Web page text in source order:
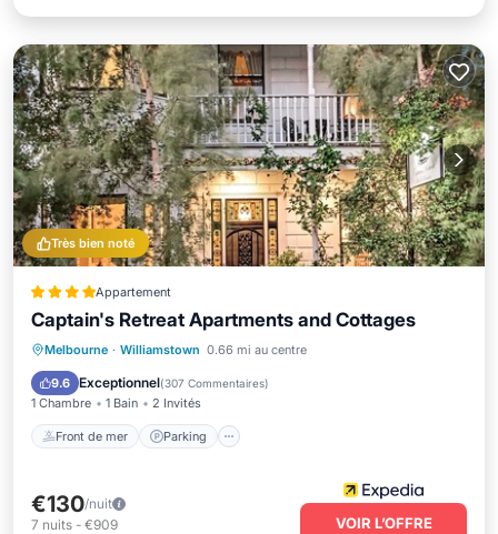
Très bien noté
Appartement
Captain's Retreat Apartments and Cottages
Melbourne · Williamstown 0.66 mi au centre
9.6 Exceptionnel(307 Commentaires)
1 Chambre 1 Bain 2 Invités
Front de mer Parking
Front de mer
Parking
Vue sur l’océan
Balcon/Terrasse
€130/nuit
7 nuits - €909 VOIR L’OFFRE